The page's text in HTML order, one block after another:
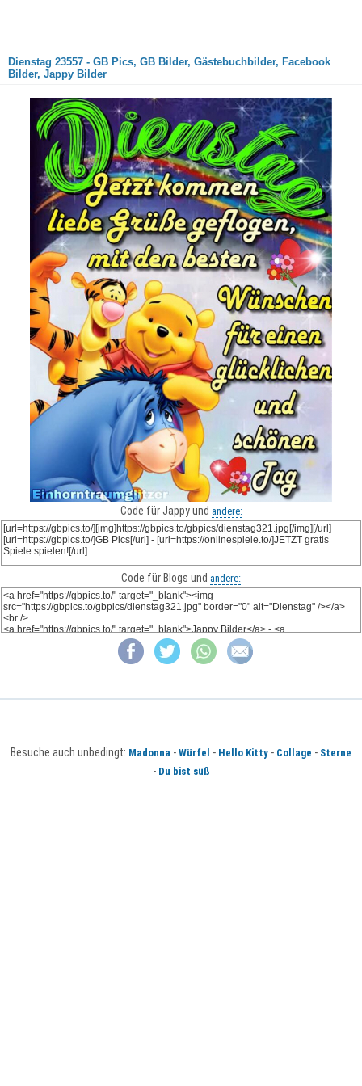
Dienstag 23557 - GB Pics, GB Bilder, Gästebuchbilder, Facebook
Bilder, Jappy Bilder
Code für Jappy und andere:
Code für Blogs und andere:
Besuche auch unbedingt: Madonna - Würfel - Hello Kitty - Collage - Sterne
- Du bist süß